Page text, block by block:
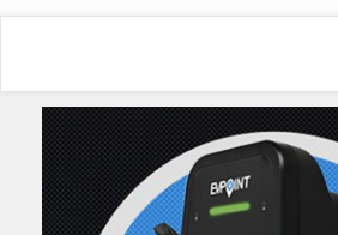
UmPaDrum
Moto servisi
Damir Žerić - ELPASSO
Dario Dinter - Moto TOZ